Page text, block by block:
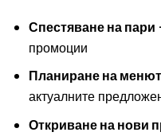
Спестяване на пари
промоции
Планиране на
актуалните
Откриване на нови